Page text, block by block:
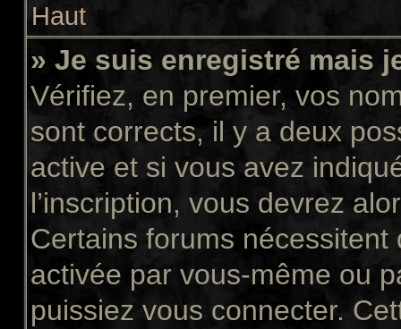
Haut
» Je suis enregistré mais
Vérifiez, en premier, vos
sont corrects, il y a deux
active et si vous avez
l’inscription, vous devrez
Certains forums
activée par vous-même ou
puissiez vous connecter.